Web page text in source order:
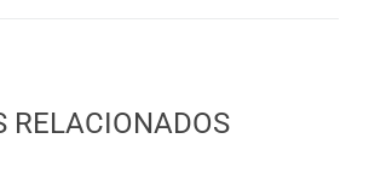
RELACIONADOS